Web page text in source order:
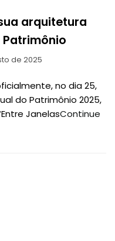
arquitetura
de 2025
no dia 25,
do Patrimônio 2025,
JanelasContinue